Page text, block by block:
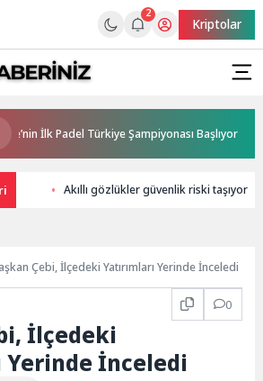
2
Kriptolar
İlk Padel Türkiye Şampiyonası Başlıyor
Akıllı gözlükler güvenlik riski taşıyor
Çebi, İlçedeki Yatırımları Yerinde İnceledi
0
İlçedeki
Yerinde İnceledi